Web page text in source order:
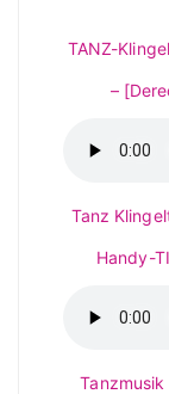
TANZ-
–
Tanz
Handy-